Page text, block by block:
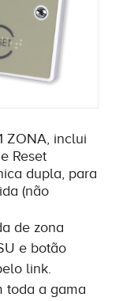
ZONA, inclui
Reset
dupla, para
(não
de zona
e botão
link.
toda a gama